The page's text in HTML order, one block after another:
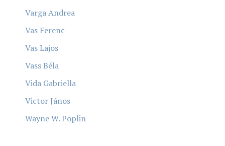
Varga Andrea
Vas Ferenc
Vas Lajos
Vass Béla
Vida Gabriella
Victor János
Wayne W. Poplin